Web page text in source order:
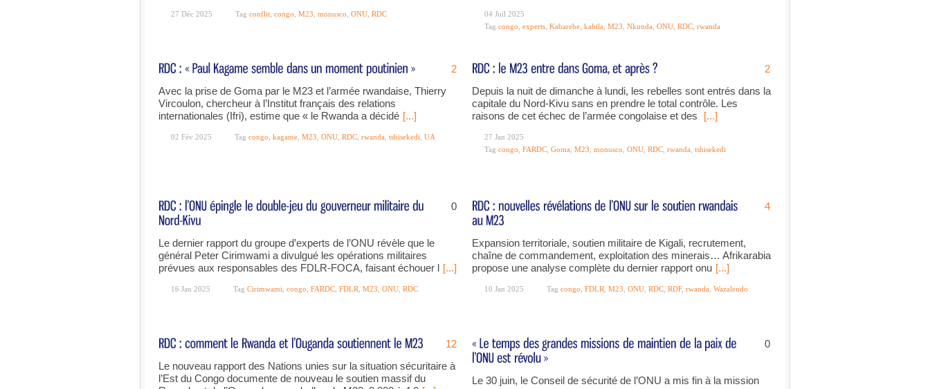
27 Déc 2025 Tag conflit congo M23 monusco ONU RDC
04 Juil 2025
Tag congo experts Kabarebe kabila M23 Nkunda ONU RDC rwanda
2
Avec la prise de Goma par le M23 et l’armée rwandaise, Thierry
Vircoulon, chercheur à l’Institut français des relations
internationales (Ifri), estime que « le Rwanda a décidé [...]
02 Fév 2025 Tag congo kagame M23 ONU RDC rwanda tshisekedi UA
2
Depuis la nuit de dimanche à lundi, les rebelles sont entrés dans la
capitale du Nord-Kivu sans en prendre le total contrôle. Les
raisons de cet échec de l’armée congolaise et des
[...]
27 Jan 2025
Tag congo FARDC Goma M23 monusco ONU RDC rwanda tshisekedi
0
Le dernier rapport du groupe d’experts de l’ONU révèle que le
général Peter Cirimwami a divulgué les opérations militaires
prévues aux responsables des FDLR-FOCA, faisant échouer l [...]
16 Jan 2025 Tag Cirimwami congo FARDC FDLR M23 ONU RDC
4
Expansion territoriale, soutien militaire de Kigali, recrutement,
chaîne de commandement, exploitation des minerais… Afrikarabia
propose une analyse complète du dernier rapport onu [...]
10 Jan 2025 Tag congo FDLR M23 ONU RDC RDF, rwanda Wazalendo
12
Le nouveau rapport des Nations unies sur la situation sécuritaire à
l’Est du Congo documente de nouveau le soutien massif du
0
Le 30 juin, le Conseil de sécurité de l’ONU a mis fin à la mission